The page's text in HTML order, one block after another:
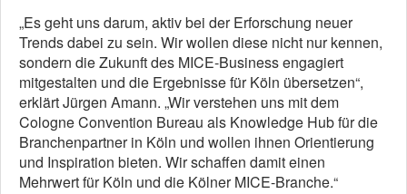
„Es geht uns darum, aktiv bei der Erforschung neuer
Trends dabei zu sein. Wir wollen diese nicht nur kennen,
sondern die Zukunft des MICE-Business engagiert
mitgestalten und die Ergebnisse für Köln übersetzen“,
erklärt Jürgen Amann. „Wir verstehen uns mit dem
Cologne Convention Bureau als Knowledge Hub für die
Branchenpartner in Köln und wollen ihnen Orientierung
und Inspiration bieten. Wir schaffen damit einen
Mehrwert für Köln und die Kölner MICE-Branche.“